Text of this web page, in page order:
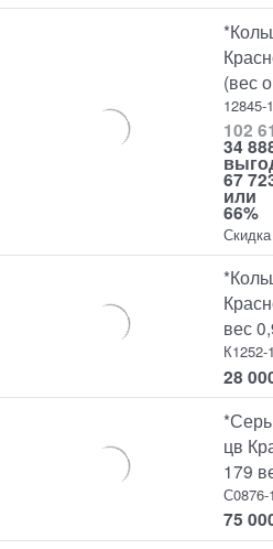
(вес
12845-
102
34
67
или
66%
вес
К1252-
28
цв
179
С0876-
75